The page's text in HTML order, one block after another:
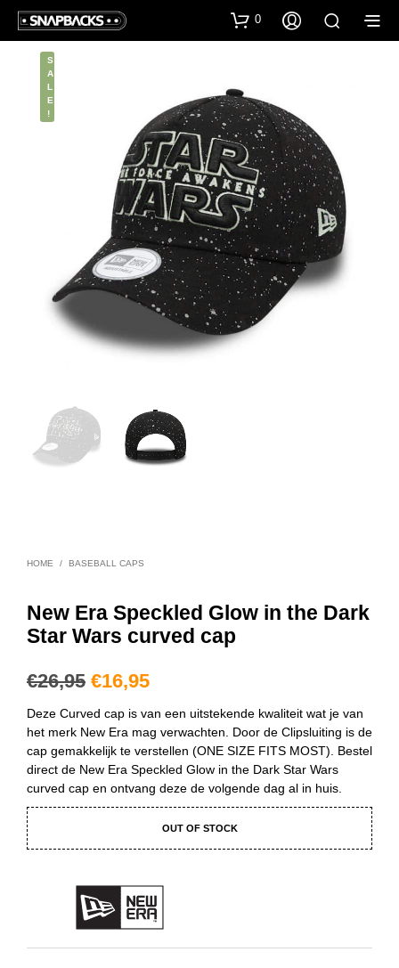
0
S
A
L
E
!
HOME / BASEBALL CAPS
New Era Speckled Glow in the Dark
Star Wars curved cap
€26,95 €16,95
Deze Curved cap is van een uitstekende kwaliteit wat je van
het merk New Era mag verwachten. Door de Clipsluiting is de
cap gemakkelijk te verstellen (ONE SIZE FITS MOST). Bestel
direct de New Era Speckled Glow in the Dark Star Wars
curved cap en ontvang deze de volgende dag al in huis.
OUT OF STOCK